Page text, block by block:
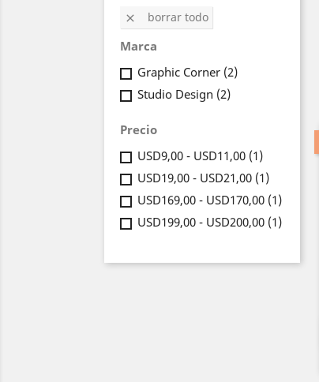
 borrar todo
Marca
Graphic Corner (2)
Studio Design (2)
Precio
USD9,00 - USD11,00 (1)
USD19,00 - USD21,00 (1)
USD169,00 - USD170,00 (1)
USD199,00 - USD200,00 (1)